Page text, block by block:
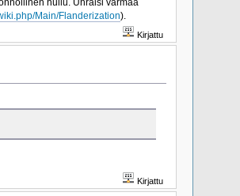
Main/Flanderization).
Kirjattu
Kirjattu